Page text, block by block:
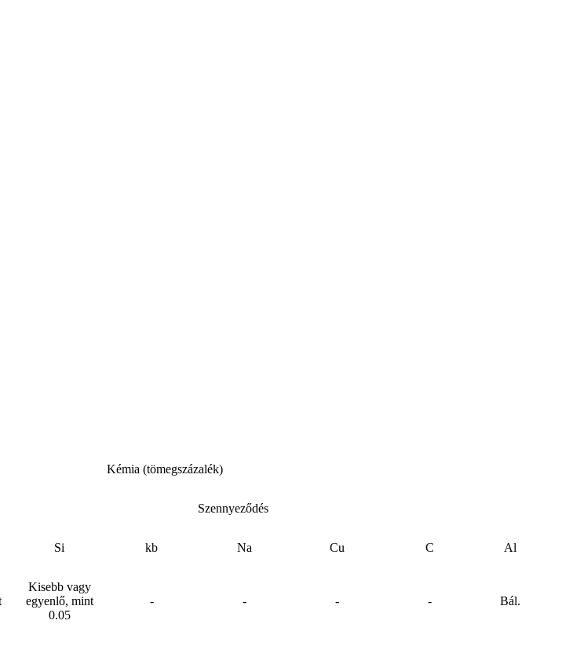
Kémia (tömegszázalék)
Szennyeződés
Si kb Na Cu C Al
Kisebb vagy
egyenlő, mint
0.05
- - - - Bál.